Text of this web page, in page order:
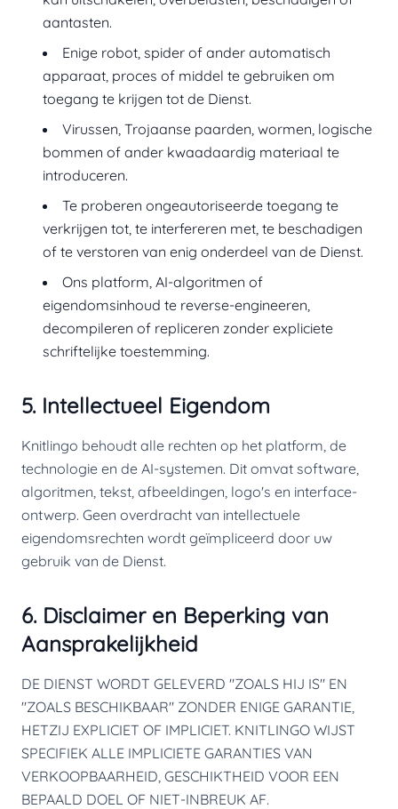
aantasten.
Enige robot, spider of ander automatisch
apparaat, proces of middel te gebruiken om
toegang te krijgen tot de Dienst.
Virussen, Trojaanse paarden, wormen, logische
bommen of ander kwaadaardig materiaal te
introduceren.
Te proberen ongeautoriseerde toegang te
verkrijgen tot, te interfereren met, te beschadigen
of te verstoren van enig onderdeel van de Dienst.
Ons platform, AI-algoritmen of
eigendomsinhoud te reverse-engineeren,
decompileren of repliceren zonder expliciete
schriftelijke toestemming.
5. Intellectueel Eigendom
Knitlingo behoudt alle rechten op het platform, de
technologie en de AI-systemen. Dit omvat software,
algoritmen, tekst, afbeeldingen, logo's en interface-
ontwerp. Geen overdracht van intellectuele
eigendomsrechten wordt geïmpliceerd door uw
gebruik van de Dienst.
6. Disclaimer en Beperking van
Aansprakelijkheid
DE DIENST WORDT GELEVERD "ZOALS HIJ IS" EN
"ZOALS BESCHIKBAAR" ZONDER ENIGE GARANTIE,
HETZIJ EXPLICIET OF IMPLICIET. KNITLINGO WIJST
SPECIFIEK ALLE IMPLICIETE GARANTIES VAN
VERKOOPBAARHEID, GESCHIKTHEID VOOR EEN
BEPAALD DOEL OF NIET-INBREUK AF.